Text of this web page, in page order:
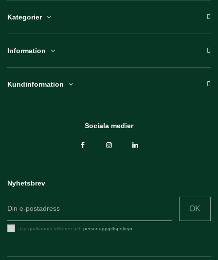
Kategorier
Information
Kundinformation
Sociala medier
Nyhetsbrev
OK
Jag godkänner villkoren och personuppgiftspolicyn